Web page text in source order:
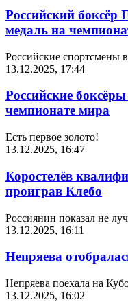
Российский боксёр
медаль на
Российские спортсмены
13.12.2025, 17:44
Российские
чемпионате мира
Есть первое золото!
13.12.2025, 16:47
Коростелёв
проиграв Клебо
Россиянин показал не
13.12.2025, 16:11
Непряева
Непряева поехала на
13.12.2025, 16:02